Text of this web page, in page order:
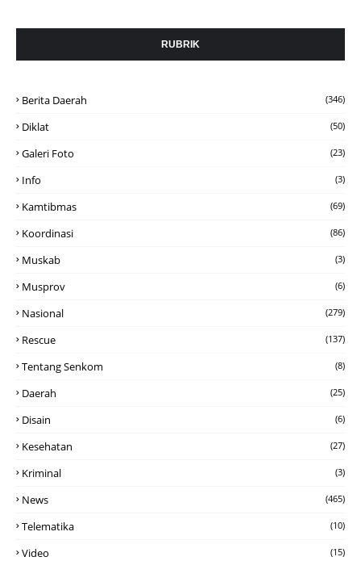
RUBRIK
Berita Daerah (346)
Diklat (50)
Galeri Foto (23)
Info (3)
Kamtibmas (69)
Koordinasi (86)
Muskab (3)
Musprov (6)
Nasional (279)
Rescue (137)
Tentang Senkom (8)
Daerah (25)
Disain (6)
Kesehatan (27)
Kriminal (3)
News (465)
Telematika (10)
Video (15)